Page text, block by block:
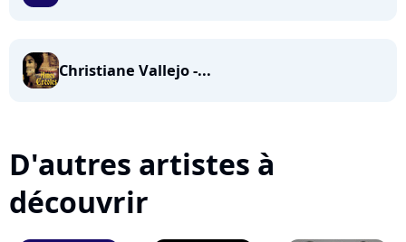
Christiane Vallejo -...
D'autres artistes à
découvrir